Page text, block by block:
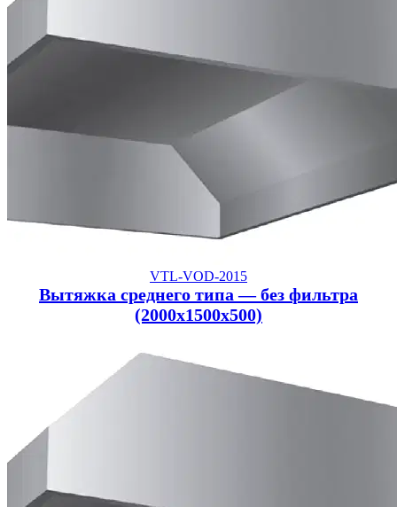
VTL-VOD-2015
Вытяжка среднего типа — без фильтра
(2000x1500x500)